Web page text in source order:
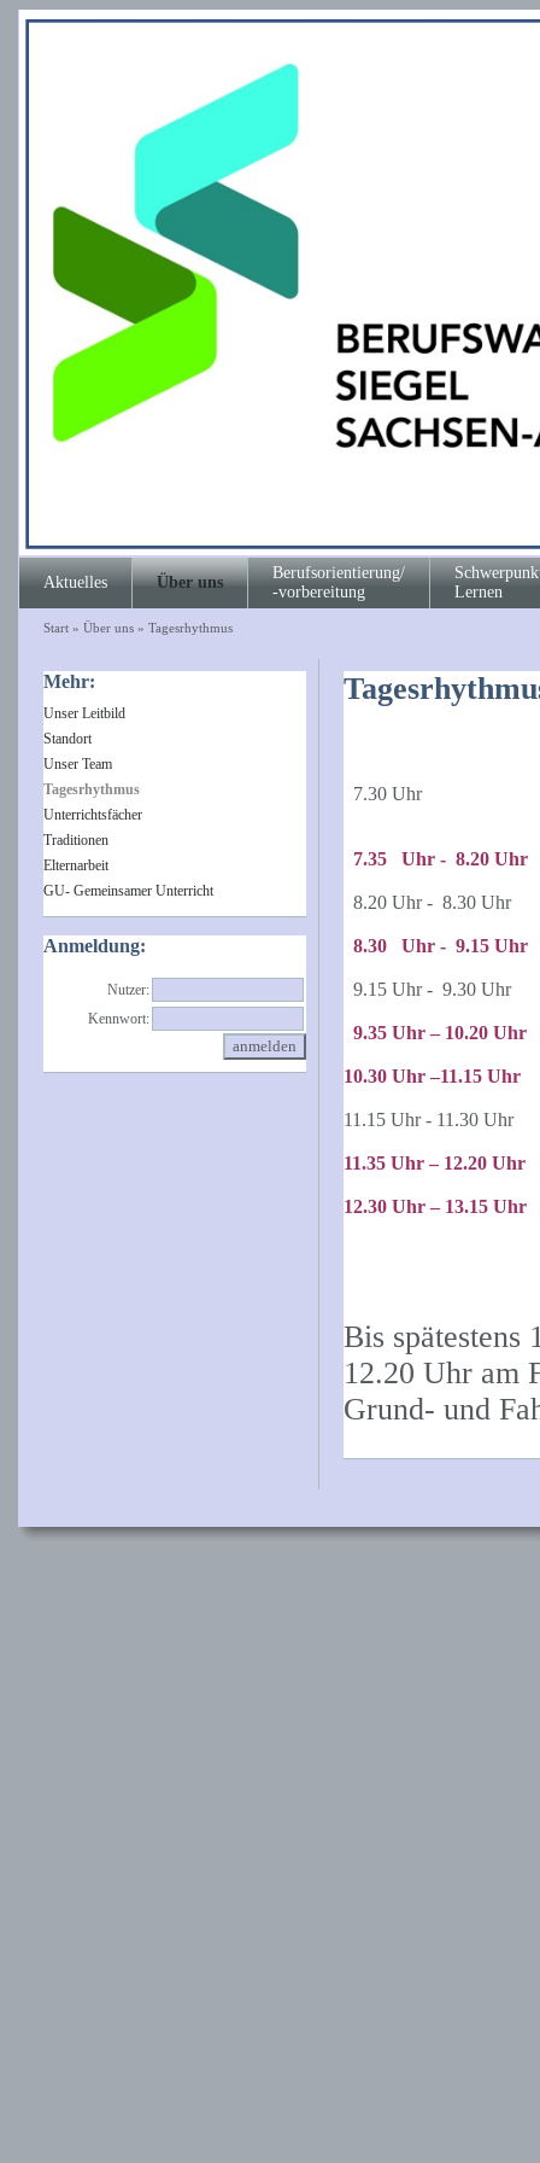
Aktuelles Über uns
Berufsorientierung/
-vorbereitung
Lernen
Start» Über uns» Tagesrhythmus
Mehr:
Unser Leitbild
Standort
Unser Team
Tagesrhythmus
Unterrichtsfächer
Traditionen
Elternarbeit
GU- Gemeinsamer Unterricht
Anmeldung:
Nutzer:
Kennwort:
7.30 Uhr
7.35 Uhr - 8.20 Uhr
8.20 Uhr - 8.30 Uhr
8.30 Uhr - 9.15 Uhr
9.15 Uhr - 9.30 Uhr
9.35 Uhr – 10.20 Uhr
10.30 Uhr –11.15 Uhr
11.15 Uhr - 11.30 Uhr
11.35 Uhr – 12.20 Uhr
12.30 Uhr – 13.15 Uhr
Bis spätestens
12.20 Uhr am
Grund- und